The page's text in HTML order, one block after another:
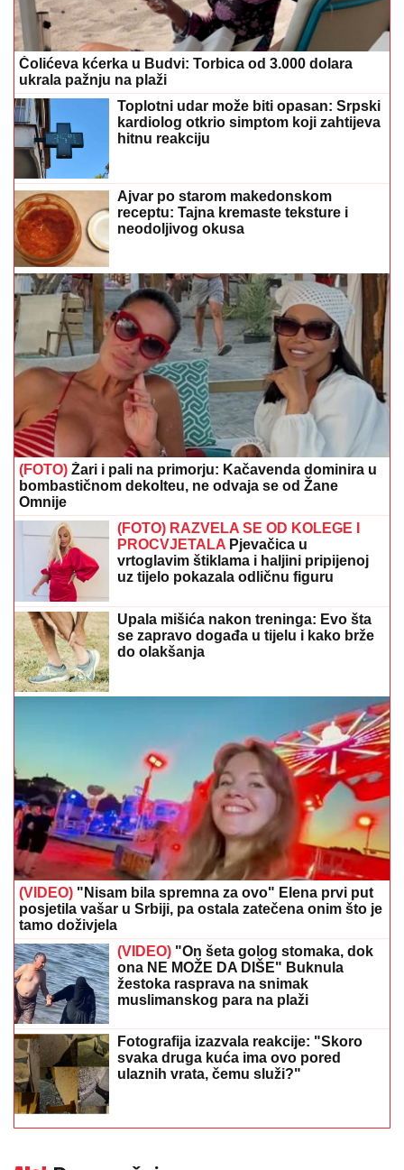
Ajvar po starom makedonskom
receptu: Tajna kremaste teksture i
neodoljivog okusa
(FOTO)Žari i pali na primorju: Kačavenda dominira u
bombastičnom dekolteu, ne odvaja se od Žane
Omnije
(FOTO) RAZVELA SE OD KOLEGE I
PROCVJETALAPjevačica u
vrtoglavim štiklama i haljini pripijenoj
uz tijelo pokazala odličnu figuru
Upala mišića nakon treninga: Evo šta
se zapravo događa u tijelu i kako brže
do olakšanja
"Nisam bila spremna za ovo" Elena prvi put
posjetila vašar u Srbiji, pa ostala zatečena onim što je
(VIDEO)
"On šeta golog stomaka, dok
ona NE MOŽE DA DIŠE" Buknula
žestoka rasprava na snimak
muslimanskog para na plaži
Fotografija izazvala reakcije: "Skoro
svaka druga kuća ima ovo pored
ulaznih vrata, čemu služi?"
Preporučuje